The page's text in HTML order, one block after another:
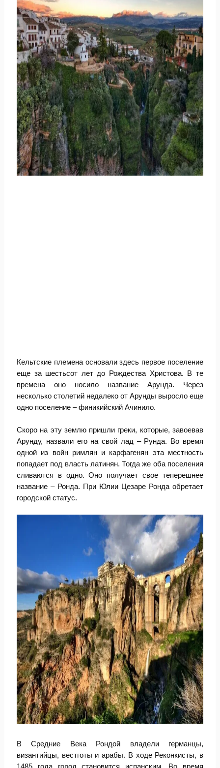
Кельтские племена основали здесь первое поселение
еще за шестьсот лет до Рождества Христова. В те
времена оно носило название Арунда. Через
несколько столетий недалеко от Арунды выросло еще
одно поселение – финикийский Ачинило.
Скоро на эту землю пришли греки, которые, завоевав
Арунду, назвали его на свой лад – Рунда. Во время
одной из войн римлян и карфагенян эта местность
попадает под власть латинян. Тогда же оба поселения
сливаются в одно. Оно получает свое теперешнее
название – Ронда. При Юлии Цезаре Ронда обретает
городской статус.
В Средние Века Рондой владели германцы,
византийцы, вестготы и арабы. В ходе Реконкисты, в
1485 года город становится испанским. Во время